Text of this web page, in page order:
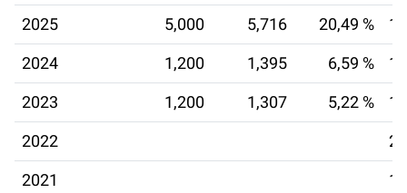
2025 5,000 5,716 20,49 %
2024 1,200 1,395 6,59 %
2023 1,200 1,307 5,22 %
2022
2021